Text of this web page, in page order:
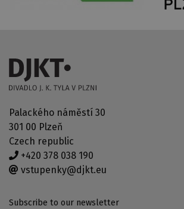
Palackého náměstí 30
301 00 Plzeň
Czech republic
+420 378 038 190
vstupenky@djkt.eu
Subscribe to our newsletter